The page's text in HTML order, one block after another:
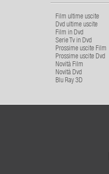
Film ultime uscite
Dvd ultime uscite
Film in Dvd
Serie Tv in Dvd
Prossime uscite Film
Prossime uscite Dvd
Novità Film
Novità Dvd
Blu Ray 3D